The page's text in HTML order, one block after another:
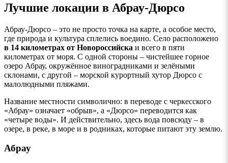
Лучшие локации в Абрау-Дюрсо
Абрау-Дюрсо – это не просто точка на карте, а особое место,
где природа и культура сплелись воедино. Село расположено
в 14 километрах от Новороссийска и всего в пяти
километрах от моря. С одной стороны – чистейшее горное
озеро Абрау, окружённое виноградниками и зелёными
склонами, с другой – морской курортный хутор Дюрсо с
малолюдными пляжами.
Название местности символично: в переводе с черкесского
«Абрау» означает «обрыв», а «Дюрсо» переводится как
«четыре воды». И действительно, здесь вода повсюду – в
озере, в реке, в море и в родниках, которые питают эту землю.
Абрау